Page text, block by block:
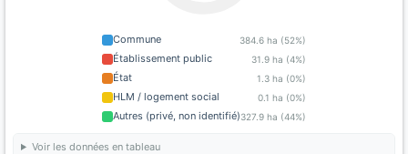
Commune 384.6 ha (52%)
Établissement public 31.9 ha (4%)
État 1.3 ha (0%)
HLM / logement social 0.1 ha (0%)
Autres (privé, non identifié)327.9 ha (44%)
Voir les données en tableau